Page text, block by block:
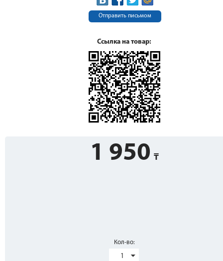
Отправить письмом
Ссылка на товар:
1 950
Кол-во:
1